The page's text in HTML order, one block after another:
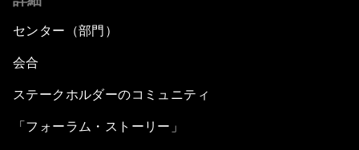
センター（部門）
会合
ステークホルダーのコミュニティ
「フォーラム・ストーリー」